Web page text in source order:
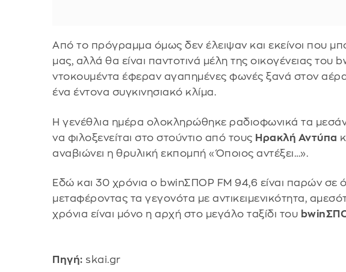
Από το πρόγραμμα όμως δεν έλειψαν και εκείνοι που
μας, αλλά θα είναι παντοτινά μέλη της οικογένειας του
ντοκουμέντα έφεραν αγαπημένες φωνές ξανά στον
ένα έντονα συγκινησιακό κλίμα.
Η γενέθλια ημέρα ολοκληρώθηκε ραδιοφωνικά τα
να φιλοξενείται στο στούντιο από τους Ηρακλή Αντύπα
αναβιώνει η θρυλική εκπομπή «Όποιος αντέξει…».
Εδώ και 30 χρόνια ο bwinΣΠΟΡ FM 94,6 είναι παρών σε
μεταφέροντας τα γεγονότα με αντικειμενικότητα,
χρόνια είναι μόνο η αρχή στο μεγάλο ταξίδι του
Πηγή: skai.gr